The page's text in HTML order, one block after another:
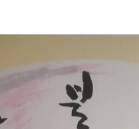
相济弘扬中国传统书画艺术。